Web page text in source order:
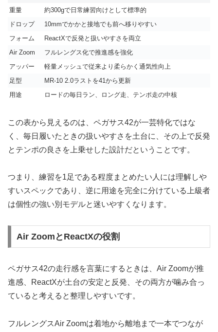
重量
約300gで日常練習向けとして標準的
ドロップ
10mmでかかと接地でも前へ移りやすい
フォーム
ReactXで反発と扱いやすさを両立
Air Zoom
フルレングス化で推進感を強化
アッパー
軽量メッシュで従来より柔らかく通気性向上
足型
MR-10 2.0ラストを41から更新
用途
ロードの毎日ラン、ロング走、テンポ走の中核
この表から見えるのは、ペガサス42が一芸特化ではな
く、毎日履いたときの扱いやすさを土台に、その上で反発
とテンポの良さを上乗せした設計だということです。
つまり、練習を1足である程度まとめたい人には理解しや
すいスペックであり、逆に用途を完全に分けている上級者
は個性の強い別モデルと迷いやすくなります。
Air ZoomとReactXの役割
ペガサス42の走行感を言葉にするときは、Air Zoomが推
進感、ReactXが土台の安定と反発、その両方が噛み合っ
ていると考えると整理しやすいです。
フルレングスAir Zoomは着地から離地まで一本でつなが